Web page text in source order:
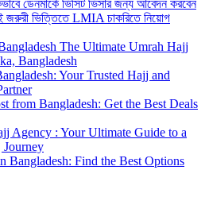
ডেনমার্কে ভিসিট ভিসার জন্য আবেদন করবেন
জরুরী ভিত্তিতে LMIA চাকরিতে নিয়োগ
The Ultimate Umrah Hajj
Bangladesh
Your Trusted Hajj and
from Bangladesh: Get the Best Deals
Agency : Your Ultimate Guide to a
Journey
Bangladesh: Find the Best Options